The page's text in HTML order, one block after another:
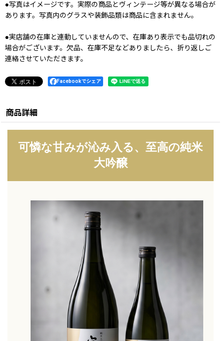
●写真はイメージです。実際の商品とヴィンテージ等が異なる場合が
あります。写真内のグラスや装飾品類は商品に含まれません。
●実店舗の在庫と連動していませんので、在庫あり表示でも品切れの
場合がございます。欠品、在庫不足などありましたら、折り返しご
連絡させていただきます。
Facebookでシェア
商品詳細
可憐な甘みが沁み入る、至高の純米
大吟醸